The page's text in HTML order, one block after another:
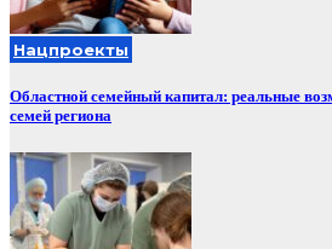
Нацпроекты
Областной семейный капитал: реальные
семей региона